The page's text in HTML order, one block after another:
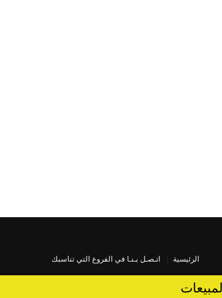
الرئيسية اتـصـل بـنـا في الفروع التي تناسبك